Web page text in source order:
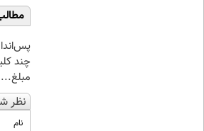
چند
مبلغ...
نظر
نام